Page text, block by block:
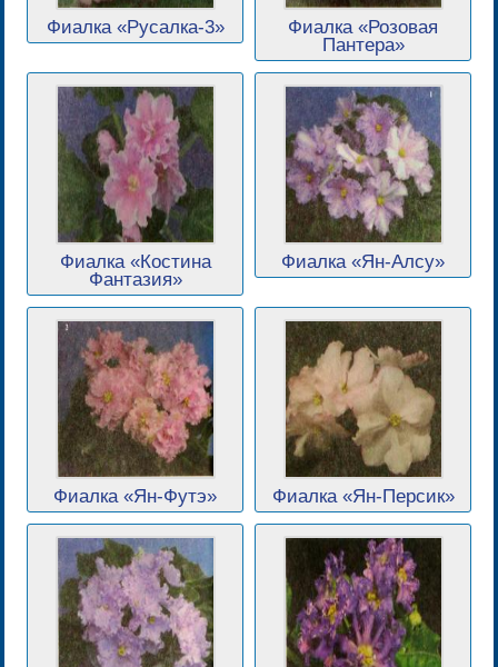
Фиалка «Русалка-3»
Фиалка «Розовая
Пантера»
Фиалка «Костина
Фантазия»
Фиалка «Ян-Алсу»
Фиалка «Ян-Футэ» Фиалка «Ян-Персик»